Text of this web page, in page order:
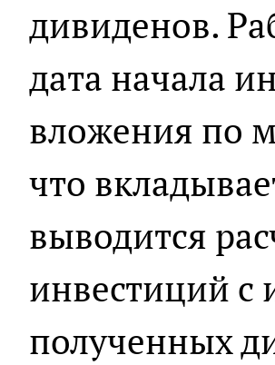
дивиденов.
дата начала
вложения по
что
выводится
инвестиций
полученных